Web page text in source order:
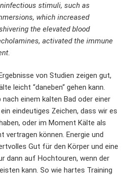
stimuli, such as
which increased
the elevated blood
activated the immune
von Studien zeigen gut,
leicht “daneben“ gehen kann.
nach einem kalten Bad oder einer
eindeutiges Zeichen, dass wir es
oder im Moment Kälte als
vertragen können. Energie und
Gut für den Körper und eine
dann auf Hochtouren, wenn der
kann. So wie hartes Training